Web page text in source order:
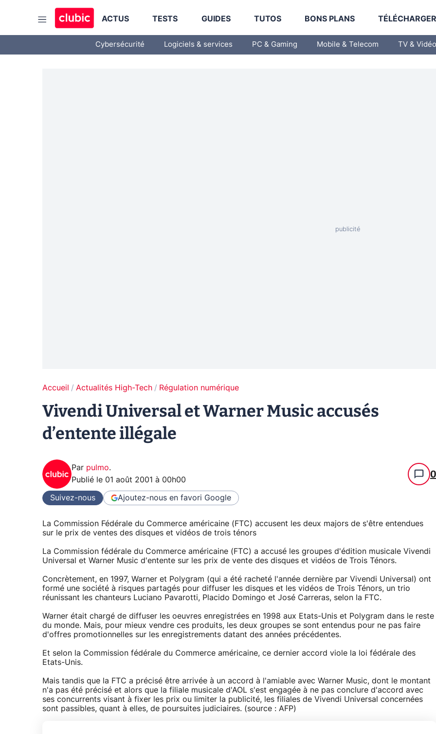
ACTUS TESTS GUIDES TUTOS BONS PLANS
Cybersécurité Logiciels & services PC & Gaming Mobile & Telecom TV & Vidéo
Accueil Actualités High-Tech Régulation numérique
Vivendi Universal et Warner Music accusés
d’entente illégale
Par pulmo.
Publié le 01 août 2001 à 00h00 0
Suivez-nous Ajoutez-nous en favori Google
La Commission Fédérale du Commerce américaine (FTC) accusent les deux majors de s'être entendues
sur le prix de ventes des disques et vidéos de trois ténors
La Commission fédérale du Commerce américaine (FTC) a accusé les groupes d'édition musicale Vivendi
Universal et Warner Music d'entente sur les prix de vente des disques et vidéos de Trois Ténors.
Concrètement, en 1997, Warner et Polygram (qui a été racheté l'année dernière par Vivendi Universal) ont
formé une société à risques partagés pour diffuser les disques et les vidéos de Trois Ténors, un trio
réunissant les chanteurs Luciano Pavarotti, Placido Domingo et José Carreras, selon la FTC.
Warner était chargé de diffuser les oeuvres enregistrées en 1998 aux Etats-Unis et Polygram dans le reste
du monde. Mais, pour mieux vendre ces produits, les deux groupes se sont entendus pour ne pas faire
d'offres promotionnelles sur les enregistrements datant des années précédentes.
Et selon la Commission fédérale du Commerce américaine, ce dernier accord viole la loi fédérale des
Etats-Unis.
Mais tandis que la FTC a précisé être arrivée à un accord à l'amiable avec Warner Music, dont le montant
n'a pas été précisé et alors que la filiale musicale d'AOL s'est engagée à ne pas conclure d'accord avec
ses concurrents visant à fixer les prix ou limiter la publicité, les filiales de Vivendi Universal concernées
sont passibles, quant à elles, de poursuites judiciaires. (source : AFP)